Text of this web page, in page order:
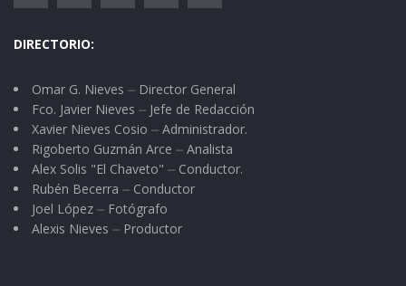
DIRECTORIO:
Omar G. Nieves ⏤ Director General
Fco. Javier Nieves ⏤ Jefe de Redacción
Xavier Nieves Cosio ⏤ Administrador.
Rigoberto Guzmán Arce ⏤ Analista
Alex Solis "El Chaveto" ⏤ Conductor.
Rubén Becerra ⏤ Conductor
Joel López ⏤ Fotógrafo
Alexis Nieves ⏤ Productor